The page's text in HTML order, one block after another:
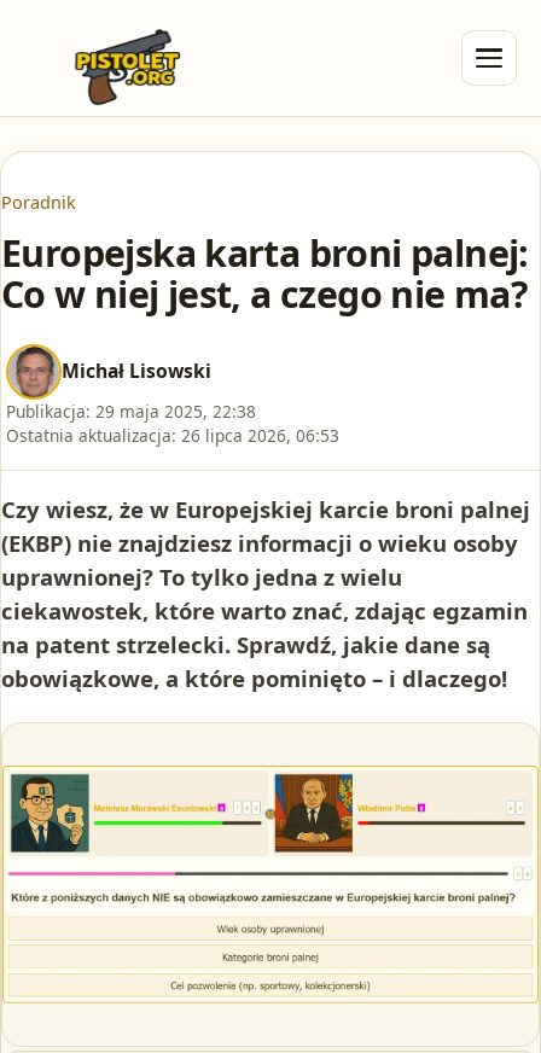
Poradnik
Europejska karta broni palnej:
Co w niej jest, a czego nie ma?
Michał Lisowski
Publikacja: 29 maja 2025, 22:38
Ostatnia aktualizacja: 26 lipca 2026, 06:53
Czy wiesz, że w Europejskiej karcie broni palnej
(EKBP) nie znajdziesz informacji o wieku osoby
uprawnionej? To tylko jedna z wielu
ciekawostek, które warto znać, zdając egzamin
na patent strzelecki. Sprawdź, jakie dane są
obowiązkowe, a które pominięto – i dlaczego!